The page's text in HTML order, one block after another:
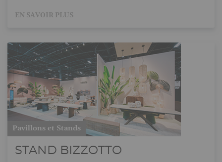
EN SAVOIR PLUS
Pavillons et Stands
STAND BIZZOTTO